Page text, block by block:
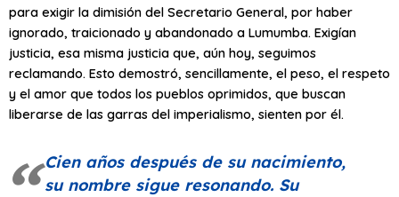
para exigir la dimisión del Secretario General, por haber
ignorado, traicionado y abandonado a Lumumba. Exigían
justicia, esa misma justicia que, aún hoy, seguimos
reclamando. Esto demostró, sencillamente, el peso, el respeto
y el amor que todos los pueblos oprimidos, que buscan
liberarse de las garras del imperialismo, sienten por él.
Cien años después de su nacimiento,
su nombre sigue resonando. Su